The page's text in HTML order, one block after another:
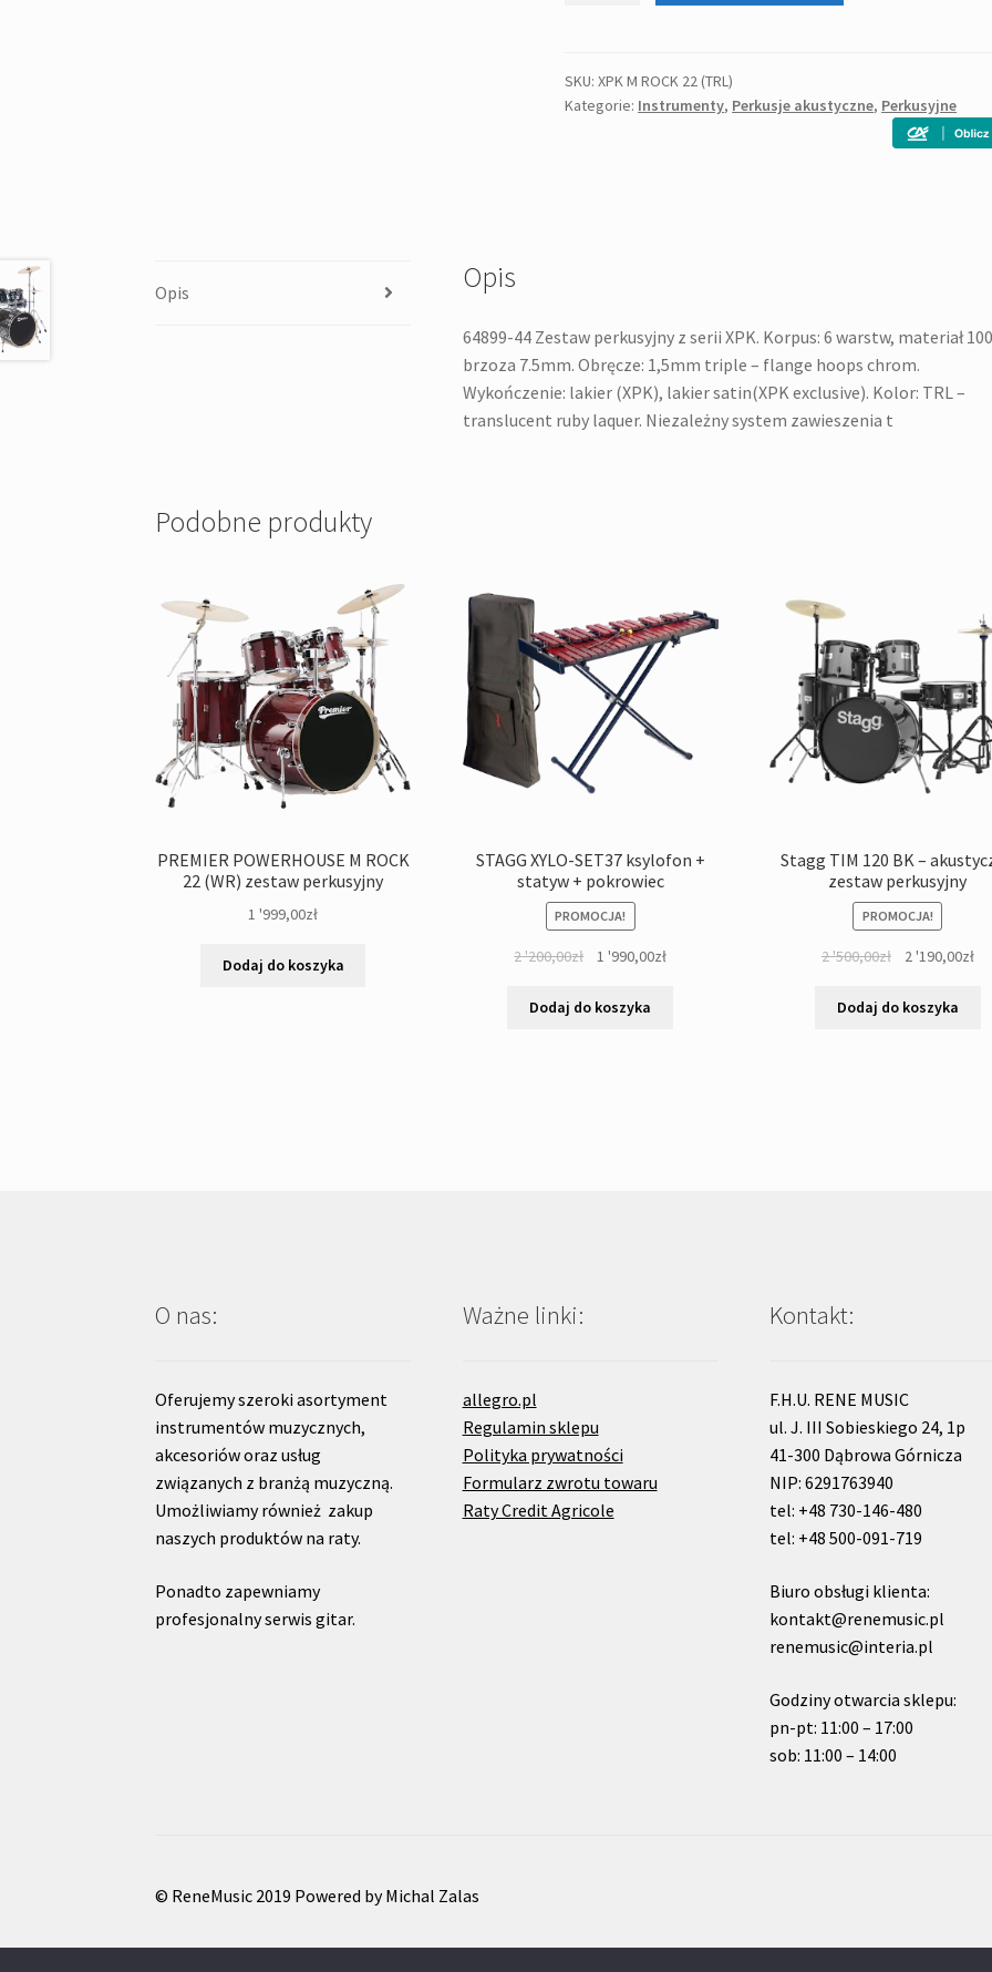
ROCK
22
SKU:XPK M ROCK 22 (TRL)
Kategorie: Instrumenty, Perkusje akustyczne, Perkusyjne
Opis Opis
64899-44 Zestaw perkusyjny z serii XPK. Korpus: 6 warstw, materiał
brzoza 7.5mm. Obręcze: 1,5mm triple – flange hoops chrom.
Wykończenie: lakier (XPK), lakier satin(XPK exclusive). Kolor: TRL –
translucent ruby laquer. Niezależny system zawieszenia t
Podobne produkty
PREMIER POWERHOUSE M ROCK
22 (WR) zestaw perkusyjny
1 '999,00zł
Dodaj do koszyka
STAGG XYLO-SET37 ksylofon +
statyw + pokrowiec
PROMOCJA!
2 '200,00zł
Pierwotna
wynosiła:
1 '990,00złAktualna
Dodaj do koszyka
Stagg TIM 120 BK –
zestaw perkusyjny
PROMOCJA!
2 '500,00zł
Pierwotna
wynosiła:
2 '190,00zł
Dodaj do koszyka
O nas:
Oferujemy szeroki asortyment
instrumentów muzycznych,
akcesoriów oraz usług
związanych z branżą muzyczną.
Umożliwiamy również zakup
naszych produktów na raty.
Ponadto zapewniamy
profesjonalny serwis gitar.
Ważne linki:
allegro.pl
Regulamin sklepu
Polityka prywatności
Formularz zwrotu towaru
Raty Credit Agricole
Kontakt:
F.H.U. RENE MUSIC
ul. J. III Sobieskiego 24, 1p
41-300 Dąbrowa Górnicza
NIP: 6291763940
tel: +48 730-146-480
tel: +48 500-091-719
Biuro obsługi klienta:
kontakt@renemusic.pl
renemusic@interia.pl
Godziny otwarcia sklepu:
pn-pt: 11:00 – 17:00
sob: 11:00 – 14:00
© ReneMusic 2019 Powered by Michal Zalas